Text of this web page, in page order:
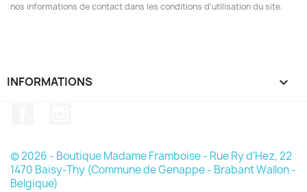
nos informations de contact dans les conditions d'utilisation du site.
INFORMATIONS 
© 2026 - Boutique Madame Framboise - Rue Ry d'Hez, 22
1470 Baisy-Thy (Commune de Genappe - Brabant Wallon -
Belgique)